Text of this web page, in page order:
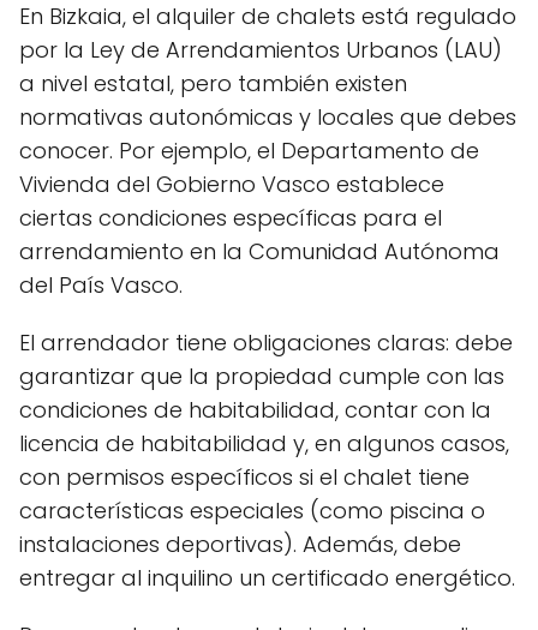
En Bizkaia, el alquiler de chalets está regulado
por la Ley de Arrendamientos Urbanos (LAU)
a nivel estatal, pero también existen
normativas autonómicas y locales que debes
conocer. Por ejemplo, el Departamento de
Vivienda del Gobierno Vasco establece
ciertas condiciones específicas para el
arrendamiento en la Comunidad Autónoma
del País Vasco.
El arrendador tiene obligaciones claras: debe
garantizar que la propiedad cumple con las
condiciones de habitabilidad, contar con la
licencia de habitabilidad y, en algunos casos,
con permisos específicos si el chalet tiene
características especiales (como piscina o
instalaciones deportivas). Además, debe
entregar al inquilino un certificado energético.